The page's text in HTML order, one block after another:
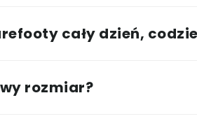
cały dzień,
rozmiar?